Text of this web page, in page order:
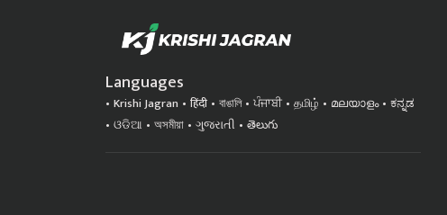
Languages
Krishi Jagran हिंदी বাঙালি ਪੰਜਾਬੀ தமிழ் മലയാളം
ಕನ್ನಡ
ଓଡିଆ
অসমীয়া ગુજરાતી తెలుగు